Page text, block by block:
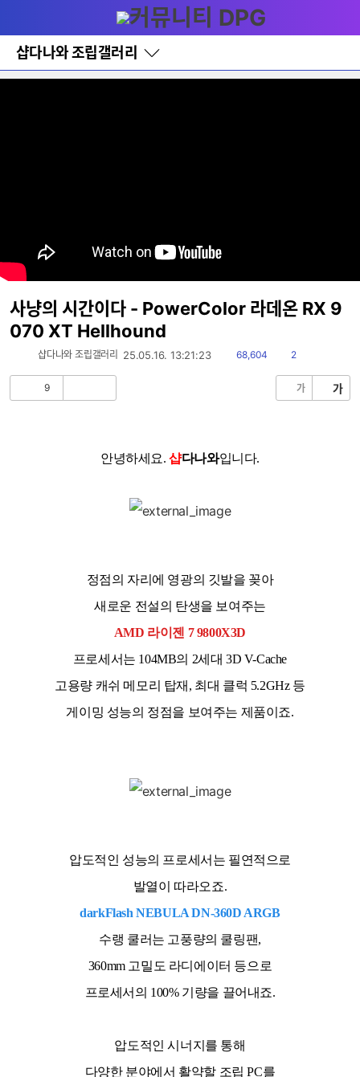
와
홈
샵다나와 조립갤러리
바
로
사냥의 시간이다 - PowerColor 라데온 RX 9
070 XT Hellhound
샵다나와 조립갤러리 25.05.16. 13:21:23
읽
68,604
댓
2
9 가 가
안녕하세요.샵다나와입니다.
정점의 자리에 영광의 깃발을 꽂아
새로운 전설의 탄생을 보여주는
AMD 라이젠 7 9800X3D
프로세서는 104MB의 2세대 3D V-Cache
고용량 캐쉬 메모리 탑재, 최대 클럭 5.2GHz 등
게이밍 성능의 정점을 보여주는 제품이죠.
압도적인 성능의 프로세서는 필연적으로
발열이 따라오죠.
darkFlash NEBULA DN-360D ARGB
수랭 쿨러는 고풍량의 쿨링팬,
360mm 고밀도 라디에이터 등으로
프로세서의 100% 기량을 끌어내죠.
압도적인 시너지를 통해
다양한 분야에서 활약할 조립 PC를